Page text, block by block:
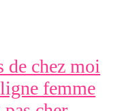
de chez moi
femme